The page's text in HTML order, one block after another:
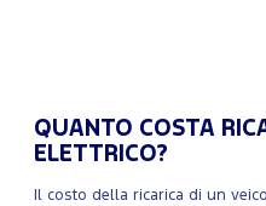
QUANTO COSTA
ELETTRICO?
Il costo della ricarica di un